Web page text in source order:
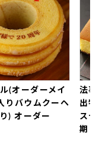
を送って来てく
焼き（5個入
年々甘く柔らか
す。（購入者
(オーダーメイ
りバウムクーヘ
) オーダー
法
出
ス
期